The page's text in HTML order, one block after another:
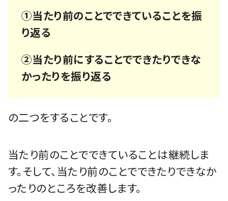
①当たり前のことでできていることを振
り返る
②当たり前にすることでできたりできな
かったりを振り返る
の二つをすることです。
当たり前のことでできていることは継続しま
す。そして、当たり前のことでできたりできなか
ったりのところを改善します。